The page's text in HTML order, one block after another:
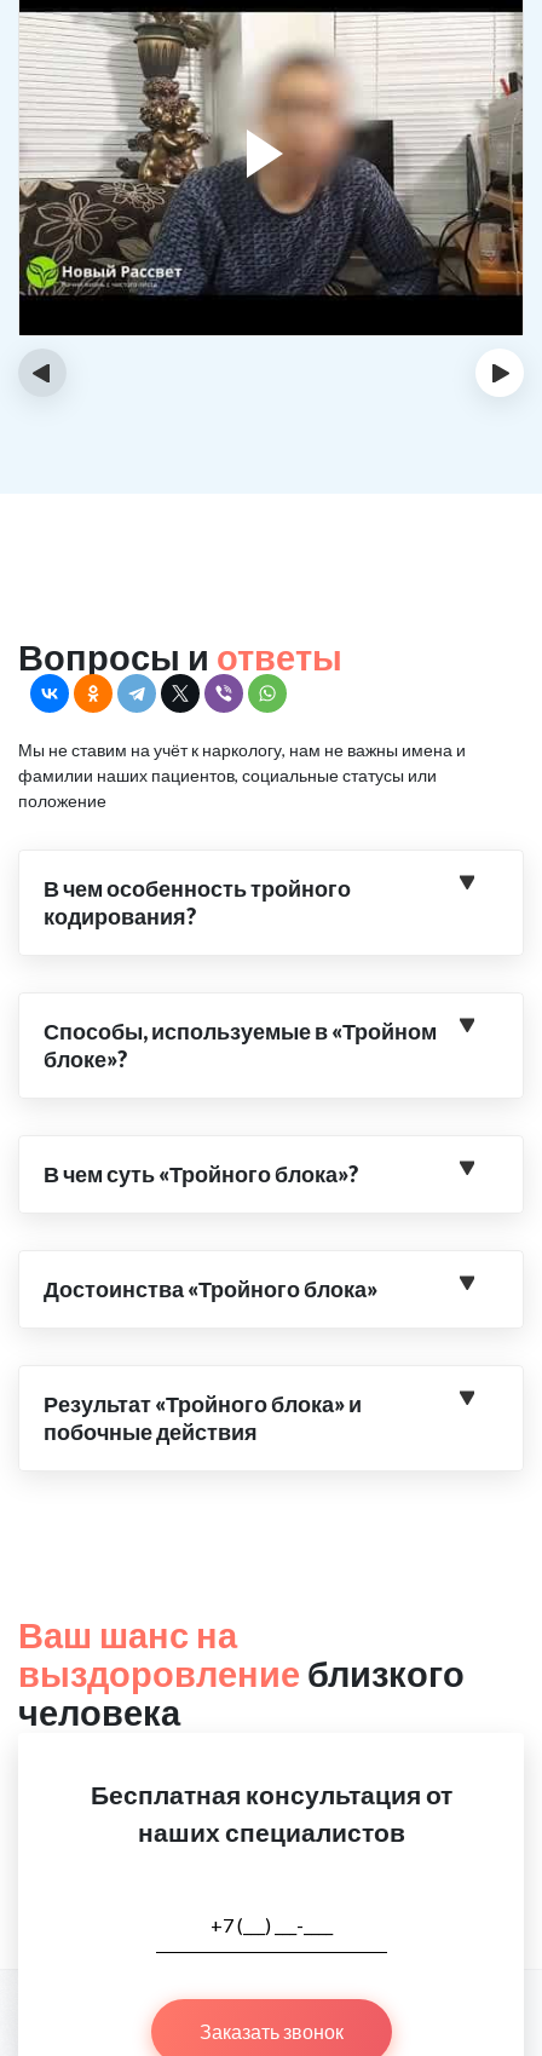
‹ ›
Вопросы и ответы
Мы не ставим на учёт к наркологу, нам не важны имена и
фамилии наших пациентов, социальные статусы или
положение
В чем особенность тройного
кодирования?
Способы, используемые в «Тройном
блоке»?
В чем суть «Тройного блока»?
Достоинства «Тройного блока»
Результат «Тройного блока» и
побочные действия
Ваш шанс на
выздоровление близкого
человека
Бесплатная консультация от
наших специалистов
Заказать звонок